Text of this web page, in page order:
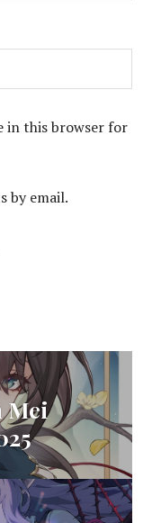
in this browser for
by email.
Mei